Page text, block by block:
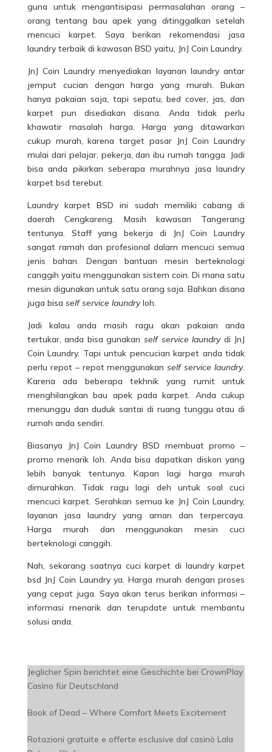
guna untuk mengantisipasi permasalahan orang –
orang tentang bau apek yang ditinggalkan setelah
mencuci karpet. Saya berikan rekomendasi jasa
laundry terbaik di kawasan BSD yaitu, JnJ Coin Laundry.
JnJ Coin Laundry menyediakan layanan laundry antar
jemput cucian dengan harga yang murah. Bukan
hanya pakaian saja, tapi sepatu, bed cover, jas, dan
karpet pun disediakan disana. Anda tidak perlu
khawatir masalah harga. Harga yang ditawarkan
cukup murah, karena target pasar JnJ Coin Laundry
mulai dari pelajar, pekerja, dan ibu rumah tangga. Jadi
bisa anda pikirkan seberapa murahnya jasa laundry
karpet bsd terebut.
Laundry karpet BSD ini sudah memiliki cabang di
daerah Cengkareng. Masih kawasan Tangerang
tentunya. Staff yang bekerja di JnJ Coin Laundry
sangat ramah dan profesional dalam mencuci semua
jenis bahan. Dengan bantuan mesin berteknologi
canggih yaitu menggunakan sistem coin. Di mana satu
mesin digunakan untuk satu orang saja. Bahkan disana
juga bisa self service laundryloh.
Jadi kalau anda masih ragu akan pakaian anda
tertukar, anda bisa gunakan self service laundrydi JnJ
Coin Laundry. Tapi untuk pencucian karpet anda tidak
perlu repot – repot menggunakanself service laundry.
Karena ada beberapa tekhnik yang rumit untuk
menghilangkan bau apek pada karpet. Anda cukup
menunggu dan duduk santai di ruang tunggu atau di
rumah anda sendiri.
Biasanya JnJ Coin Laundry BSD membuat promo –
promo menarik loh. Anda bisa dapatkan diskon yang
lebih banyak tentunya. Kapan lagi harga murah
dimurahkan. Tidak ragu lagi deh untuk soal cuci
mencuci karpet. Serahkan semua ke JnJ Coin Laundry,
layanan jasa laundry yang aman dan terpercaya.
Harga murah dan menggunakan mesin cuci
berteknologi canggih.
Nah, sekarang saatnya cuci karpet di laundry karpet
bsd JnJ Coin Laundry ya. Harga murah dengan proses
yang cepat juga. Saya akan terus berikan informasi –
informasi menarik dan terupdate untuk membantu
solusi anda.
Jeglicher Spin berichtet eine Geschichte bei CrownPlay
Casino für Deutschland
Book of Dead – Where Comfort Meets Excitement
Rotazioni gratuite e offerte esclusive dal casinò Lala